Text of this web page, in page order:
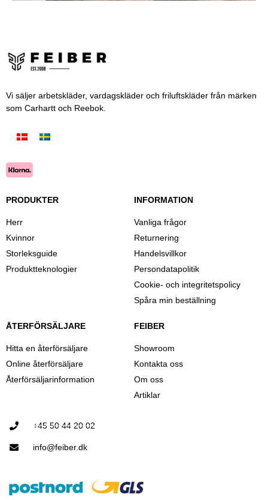
Vi säljer arbetskläder, vardagskläder och friluftskläder från märken
som Carhartt och Reebok.
PRODUKTER
Herr
Kvinnor
Storleksguide
Produktteknologier
INFORMATION
Vanliga frågor
Returnering
Handelsvillkor
Persondatapolitik
Cookie- och integritetspolicy
Spåra min beställning
ÅTERFÖRSÄLJARE
Hitta en återförsäljare
Online återförsäljare
Återförsäljarinformation
FEIBER
Showroom
Kontakta oss
Om oss
Artiklar
+45 50 44 20 02
info@feiber.dk